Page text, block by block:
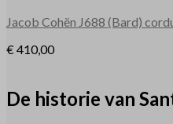
Jacob Cohën J688 (Bard)
€410,00
De historie van